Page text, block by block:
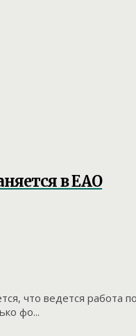
в ЕАО
что ведется работа
фо...